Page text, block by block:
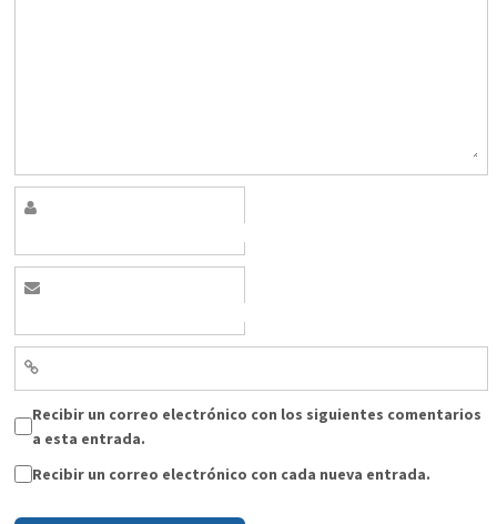
Recibir un correo electrónico con los siguientes comentarios
a esta entrada.
Recibir un correo electrónico con cada nueva entrada.